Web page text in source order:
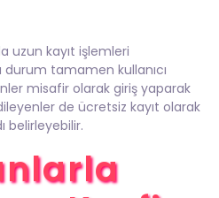
uzun kayıt işlemleri
durum tamamen kullanıcı
misafir olarak giriş yaparak
de ücretsiz kayıt olarak
belirleyebilir.